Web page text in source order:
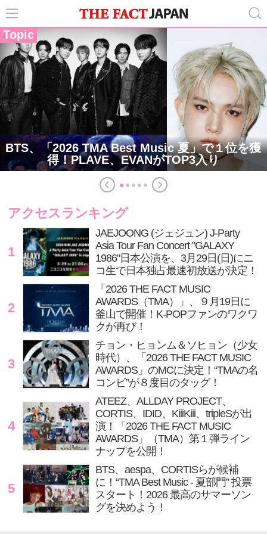
Topic
BTS、「2026 TMA Best Music 夏」で１位を獲
得！PLAVE、EVANがTOP3入り
アクセスランキング
1
JAEJOONG (ジェジュン) J-Party
Asia Tour Fan Concert "GALAXY
1986"日本公演を、3月29日(日)にニ
コ生で日本独占最速初放送が決定！
2
「2026 THE FACT MUSIC
AWARDS（TMA）」、９月19日に
釜山で開催！K-POPファンのワクワ
クが再び！
3
チョン・ヒョンム＆ソヒョン（少女
時代）、「2026 THE FACT MUSIC
AWARDS」のMCに決定！“TMAの名
コンビ”が８度目のタッグ！
4
ATEEZ、ALLDAY PROJECT、
CORTIS、IDID、KiiiKiii、tripleSが出
演！「2026 THE FACT MUSIC
AWARDS」（TMA）第１弾ライン
ナップを公開！
5
BTS、aespa、CORTISらが候補
に！“TMA Best Music - 夏部門” 投票
スタート！2026 最高のサマーソン
グを決めよう！